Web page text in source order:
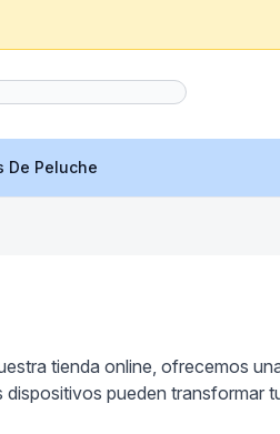
De Peluche
tienda online, ofrecemos
pueden transformar